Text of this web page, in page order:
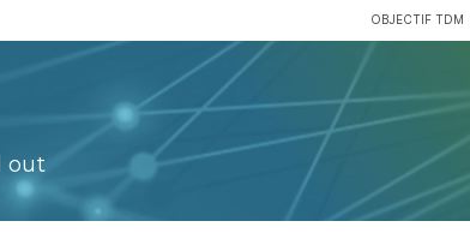
OBJECTIF TDM
out